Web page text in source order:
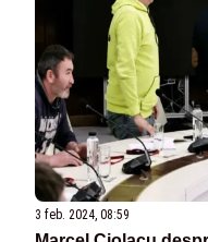
3 feb. 2024, 08:59